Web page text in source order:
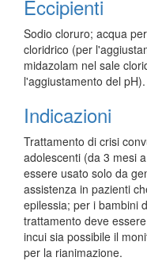
Eccipienti
Sodio cloruro; acqua
cloridrico (per
midazolam nel sale
l'aggiustamento del pH).
Indicazioni
Trattamento di crisi
adolescenti (da 3 mesi
essere usato solo da
assistenza in pazienti
epilessia; per i bambini
trattamento deve
incui sia possibile il
per la rianimazione.